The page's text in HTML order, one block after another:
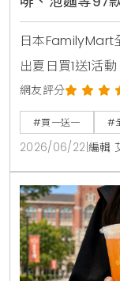
日本FamilyMart
出夏日買1送1活
人氣商品，包含
麵及熱銷巧克力
憑發票免費兌換
行時不可錯過的
網友評分
#買一送一 #
2026/06/22 編輯